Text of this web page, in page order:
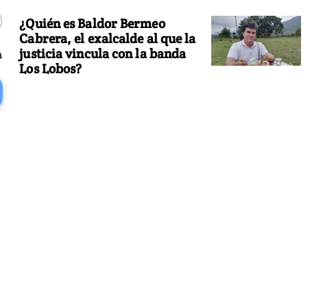
¿Quién es Baldor Bermeo
Cabrera, el exalcalde al que la
justicia vincula con la banda
Los Lobos?